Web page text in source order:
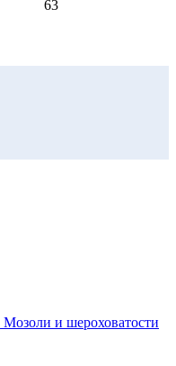
Мозоли и шероховатости
63